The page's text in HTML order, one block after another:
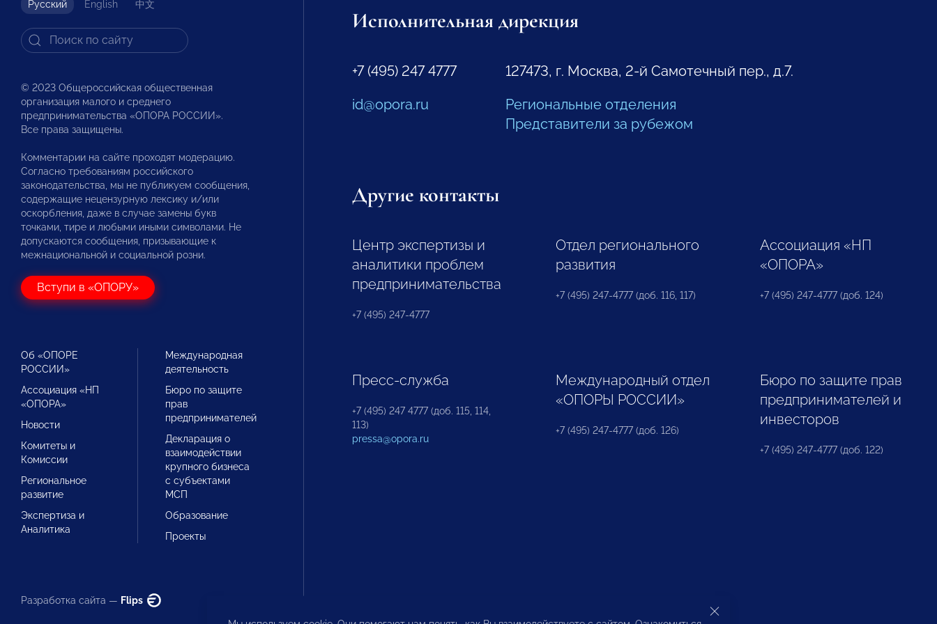
Русский English 中文
© 2023 Общероссийская общественная
организация малого и среднего
предпринимательства «ОПОРА РОССИИ».
Все права защищены.
Комментарии на сайте проходят модерацию.
Согласно требованиям российского
законодательства, мы не публикуем сообщения,
содержащие нецензурную лексику и/или
оскорбления, даже в случае замены букв
точками, тире и любыми иными символами. Не
допускаются сообщения, призывающие к
межнациональной и социальной розни.
Вступи в «ОПОРУ»
Об «ОПОРЕ
РОССИИ»
Ассоциация «НП
«ОПОРА»
Новости
Комитеты и
Комиссии
Региональное
развитие
Экспертиза и
Аналитика
Международная
деятельность
Бюро по защите
прав
предпринимателей
Декларация о
взаимодействии
крупного бизнеса
с субъектами
МСП
Образование
Проекты
Разработка сайта — Flips
Исполнительная дирекция
+7 (495) 247 4777
id@opora.ru
127473, г. Москва, 2-й Самотечный пер., д.7.
Региональные отделения
Представители за рубежом
Другие контакты
Центр экспертизы и
аналитики проблем
предпринимательства
+7 (495) 247-4777
Отдел регионального
развития
+7 (495) 247-4777 (доб. 116, 117)
Ассоциация «НП
«ОПОРА»
+7 (495) 247-4777 (доб. 124)
Пресс-служба
+7 (495) 247 4777 (доб. 115, 114,
113)
pressa@opora.ru
Международный отдел
«ОПОРЫ РОССИИ»
+7 (495) 247-4777 (доб. 126)
Бюро по защите прав
предпринимателей и
инвесторов
+7 (495) 247-4777 (доб. 122)